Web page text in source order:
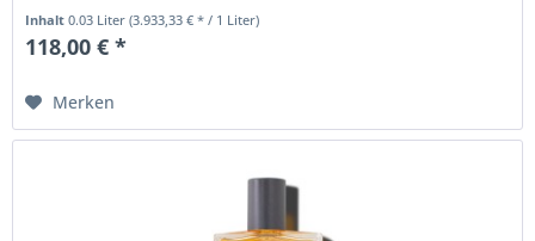
Inhalt0.03 Liter(3.933,33 € * / 1 Liter)
118,00 € *
Merken